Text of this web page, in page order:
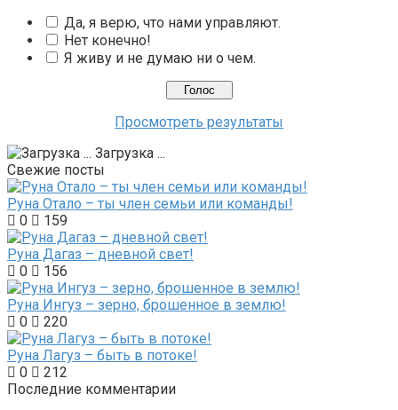
Да, я верю, что нами управляют.
Нет конечно!
Я живу и не думаю ни о чем.
Просмотреть результаты
Загрузка ...
Свежие посты
Руна Отало – ты член семьи или команды!
0
159
Руна Дагаз – дневной свет!
0
156
Руна Ингуз – зерно, брошенное в землю!
0
220
Руна Лагуз – быть в потоке!
0
212
Последние комментарии